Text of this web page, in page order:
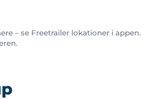
– se Freetrailer lokationer i appen.